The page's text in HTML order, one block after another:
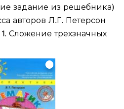
задание из решебника)
авторов Л.Г. Петерсон
Сложение трехзначных